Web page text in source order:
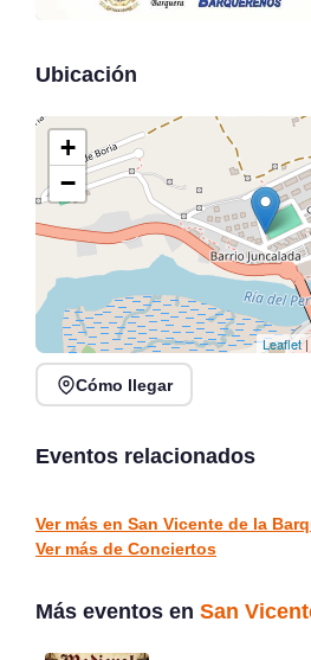
Ubicación
+
−
Leaflet|
Cómo llegar
Eventos relacionados
Verano Mix Fiesta de
Santander
Ver más en San Vicente de la
Ver más de Conciertos
Más eventos en San